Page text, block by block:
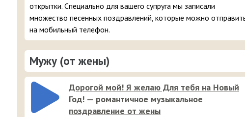
открытки. Специально для вашего супруга мы записали
множество песенных поздравлений, которые можно
на мобильный телефон.
Мужу (от жены)
Дорогой мой! Я желаю Для тебя на Новый
Год! — романтичное музыкальное
поздравление от жены